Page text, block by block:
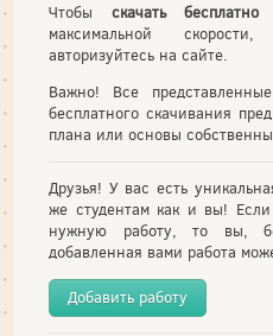
Чтобы скачать бесплатно
максимальной
авторизуйтесь на сайте.
Важно! Все
бесплатного скачивания
плана или основы
Друзья! У вас есть
же студентам как и вы!
нужную работу, то вы,
добавленная вами работа
Добавить работу